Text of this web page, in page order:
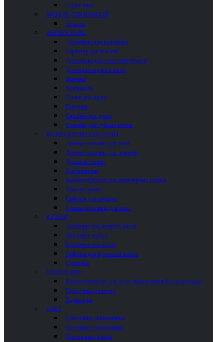
Подвесные
МЕБЕЛЬ ДЛЯ ВАННОЙ
Зеркала
АКСЕССУАРЫ
Держатели для полотенец
Гарнитур для туалета
Держатели для туалетной бумаги
Дозаторы жидкого мыла
Крючки
Мыльницы
Полки для душа
Поручни
Скребки для душа
Стаканы для зубных щеток
ИНЖЕНЕРНЫЕ СИСТЕМЫ
Донные клапаны для ванн
Донные клапаны для раковин
Душевые трапы
Инсталляции
Комплектующие для инженерных систем
Панели смыва
Сифоны для раковин
Сливы-переливы для ванн
КУХНЯ
Дозаторы для жидкого мыла
Кухонные мойки
Кухонные смесители
Сифоны для кухонной мойки
Сушилки
ОТОПЛЕНИЕ
Комплектующие для полотенцесушителей и радиаторов
Полотенцесушители
Радиаторы
СВЕТ
Напольные светильники
Настенные светильники
Настольные лампы